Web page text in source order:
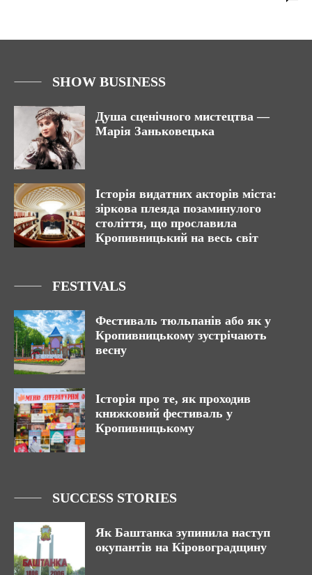
SHOW BUSINESS
Душа сценічного мистецтва —
Марія Заньковецька
Історія видатних акторів міста:
зіркова плеяда позаминулого
століття, що прославила
Кропивницький на весь світ
FESTIVALS
Фестиваль тюльпанів або як у
Кропивницькому зустрічають
весну
Історія про те, як проходив
книжковий фестиваль у
Кропивницькому
SUCCESS STORIES
Як Баштанка зупинила наступ
окупантів на Кіровоградщину